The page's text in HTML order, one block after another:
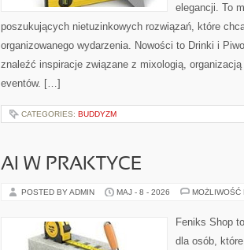
elegancji. To
poszukujących nietuzinkowych rozwiązań, które
organizowanego wydarzenia. Nowości to Drinki i
znaleźć inspiracje związane z mixologią,
eventów. […]
CATEGORIES: BUDDYZM
AI W PRAKTYCE
POSTED BY ADMIN MAJ - 8 - 2026 MOŻLIWOŚĆ
Feniks Shop
dla osób,